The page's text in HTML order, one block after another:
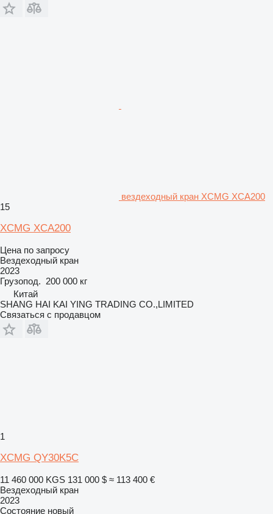
вездеходный кран XCMG XCA200
15
XCMG XCA200
Цена по запросу
Вездеходный кран
2023
Грузопод. 200 000 кг
Китай
SHANG HAI KAI YING TRADING CO.,LIMITED
Связаться с продавцом
1
XCMG QY30K5C
11 460 000 KGS 131 000 $ ≈ 113 400 €
Вездеходный кран
2023
Состояние новый